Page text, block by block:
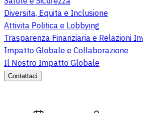
Diversita, Equita e Inclusione
Attivita Politica e Lobbying
Trasparenza Finanziaria e Relazioni
Impatto Globale e Collaborazione
Il Nostro Impatto Globale
Contattaci